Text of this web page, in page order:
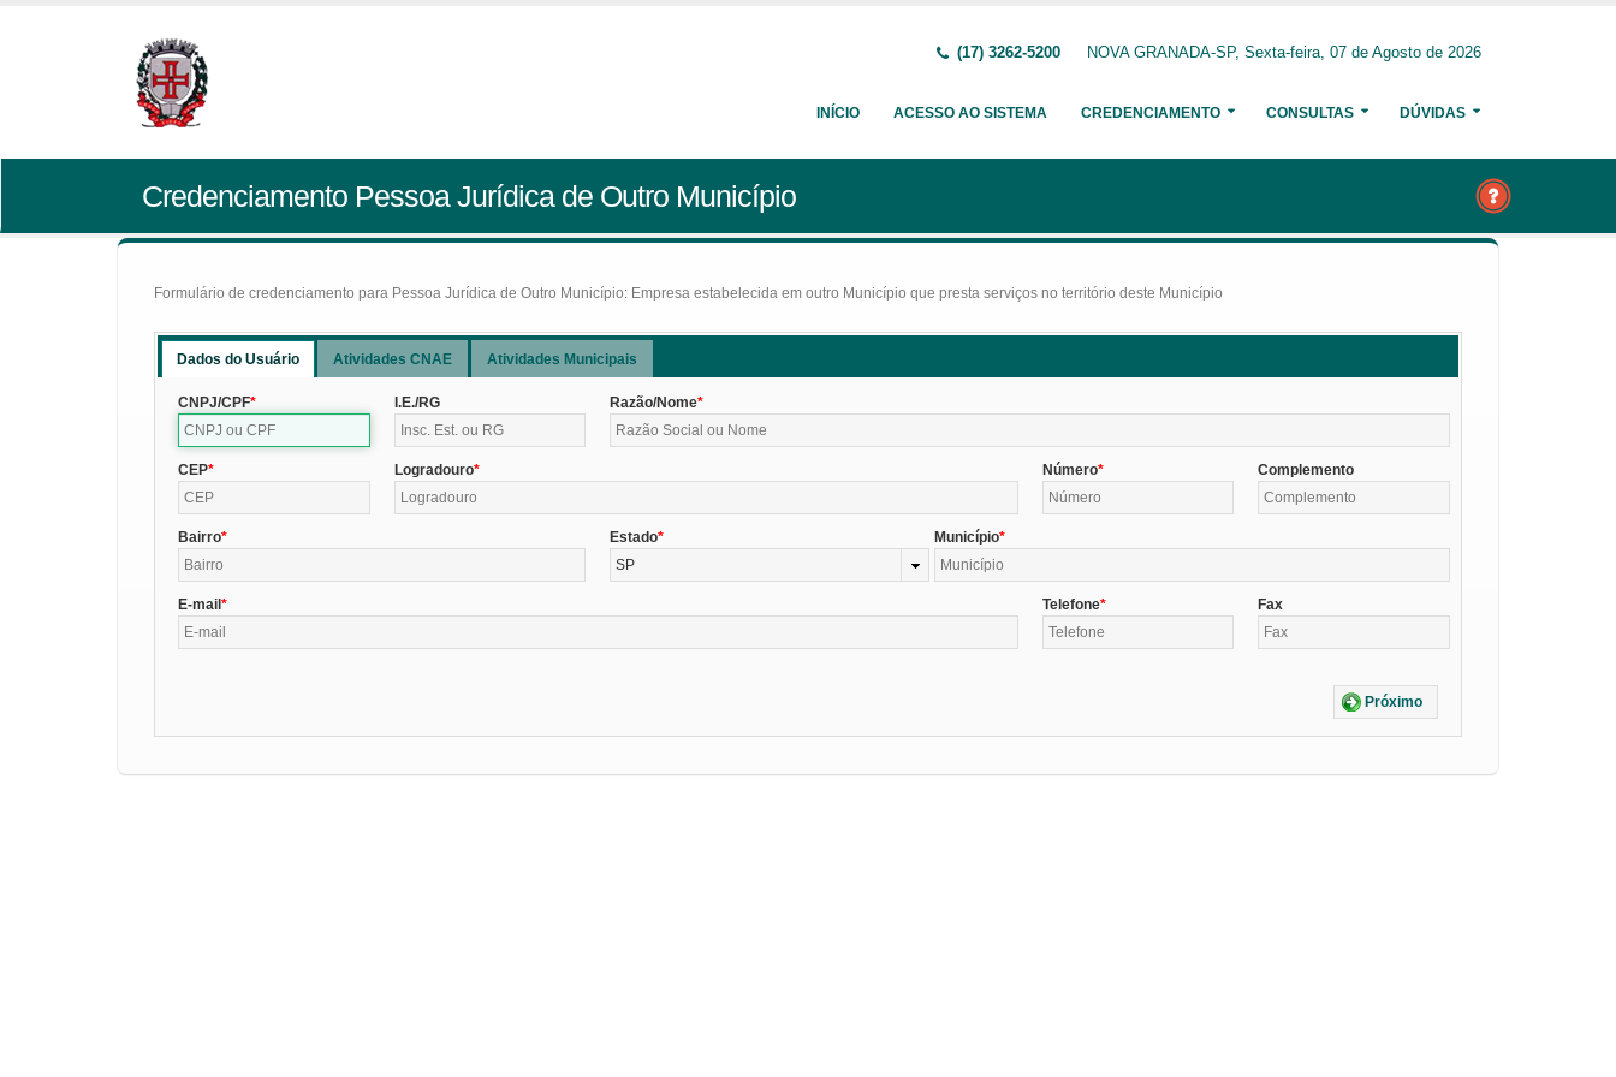
(17) 3262-5200 NOVA GRANADA-SP, Sexta-feira, 07 de Agosto de 2026
INÍCIO ACESSO AO SISTEMA CREDENCIAMENTO CONSULTAS DÚVIDAS
Credenciamento Pessoa Jurídica de Outro Município
Formulário de credenciamento para Pessoa Jurídica de Outro Município: Empresa estabelecida em outro Município que presta serviços no território deste Município
Dados do Usuário Atividades CNAE Atividades Municipais
CNPJ/CPF I.E./RG Razão/Nome
CEP Logradouro Número Complemento
Bairro
Estado
SP
Município
E-mail Telefone Fax
Próximo